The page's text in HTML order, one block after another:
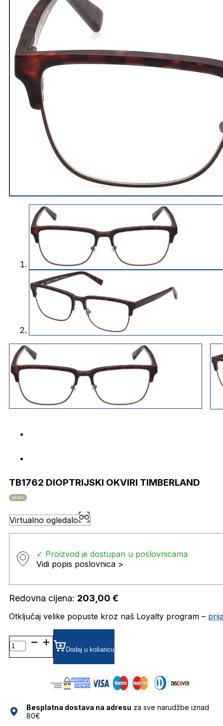
TB1762 DIOPTRIJSKI OKVIRI TIMBERLAND
održivo
Virtualno ogledalo
✓ Proizvod je dostupan u poslovnicama
Vidi popis poslovnica >
Redovna cijena: 203,00 €
Otključaj velike popuste kroz naš Loyalty program –
TB1762 DIOPTRIJSKI
OKVIRI
TIMBERLAND
Dodaj u košaricu
Besplatna dostava na adresu za sve narudžbe iznad
80€